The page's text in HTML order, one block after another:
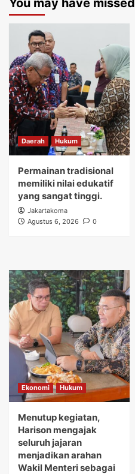
You may have missed
Daerah Hukum
Permainan tradisional
memiliki nilai edukatif
yang sangat tinggi.
Jakartakoma
Agustus 6, 2026
0
Ekonomi Hukum
Menutup kegiatan,
Harison mengajak
seluruh jajaran
menjadikan arahan
Wakil Menteri sebagai